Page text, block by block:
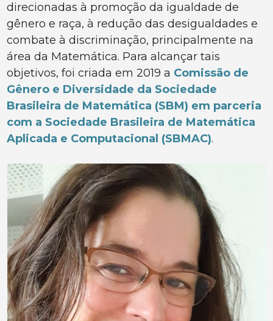
direcionadas à promoção da igualdade de
gênero e raça, à redução das desigualdades e
combate à discriminação, principalmente na
área da Matemática. Para alcançar tais
objetivos, foi criada em 2019 a Comissão de
Gênero e Diversidade da Sociedade
Brasileira de Matemática (SBM) em parceria
com a Sociedade Brasileira de Matemática
Aplicada e Computacional (SBMAC).